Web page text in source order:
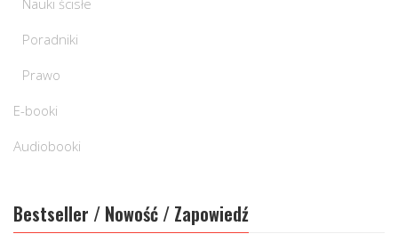
Nauki ścisłe
Poradniki
Prawo
E-booki
Audiobooki
Bestseller / Nowość / Zapowiedź